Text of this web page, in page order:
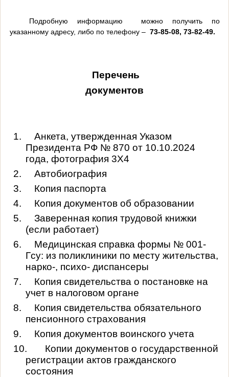
Подробную информацию можно получить по
указанному адресу, либо по телефону – 73-85-08, 73-82-49.
Перечень
документов
1.Анкета, утвержденная Указом
Президента РФ № 870 от 10.10.2024
года, фотография 3Х4
2.Автобиография
3. Копия паспорта
4. Копия документов об образовании
5.Заверенная копия трудовой книжки
(если работает)
6. Медицинская справка формы № 001-
Гсу: из поликлиники по месту жительства,
нарко-, психо- диспансеры
7. Копия свидетельства о постановке на
учет в налоговом органе
8. Копия свидетельства обязательного
пенсионного страхования
9. Копия документов воинского учета
10. Копии документов о государственной
регистрации актов гражданского
состояния